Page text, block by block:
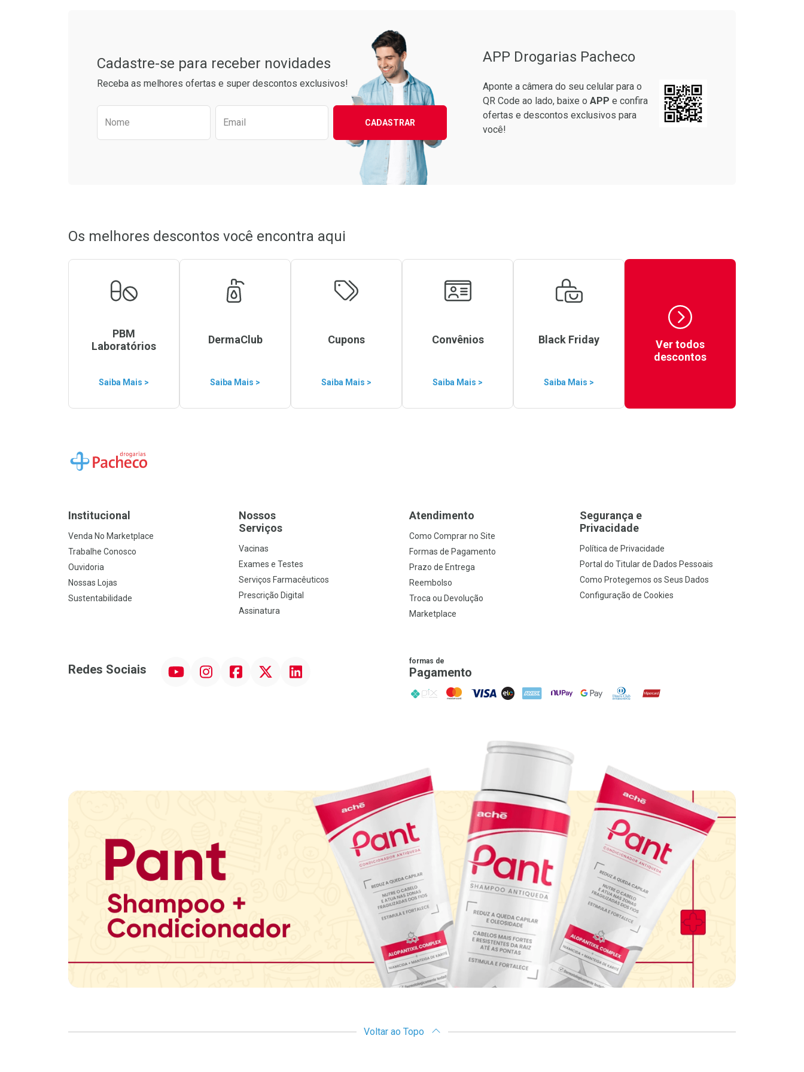
Ativar Desconto
Cadastre-se para receber novidades
Receba as melhores ofertas e super descontos exclusivos!
Preencha o formulário abaixo para receber as melhores ofertas:
Nome Email CADASTRAR
APP Drogarias Pacheco
Aponte a câmera do seu celular para o
QR Code ao lado, baixe o APP e confira
ofertas e descontos exclusivos para
você!
Os melhores descontos você encontra aqui
PBM
Laboratórios
Saiba Mais >
DermaClub
Saiba Mais >
Cupons
Saiba Mais >
Convênios
Saiba Mais >
Black Friday
Saiba Mais >
Ver todos
descontos
Ir para a Home
Institucional
Venda No Marketplace
Trabalhe Conosco
Ouvidoria
Nossas Lojas
Sustentabilidade
Nossos
Serviços
Vacinas
Exames e Testes
Serviços Farmacêuticos
Prescrição Digital
Assinatura
Atendimento
Como Comprar no Site
Formas de Pagamento
Prazo de Entrega
Reembolso
Troca ou Devolução
Marketplace
Segurança e
Privacidade
Política de Privacidade
Portal do Titular de Dados Pessoais
Como Protegemos os Seus Dados
Configuração de Cookies
Redes Sociais InstagramFacebookTwitter Linkedin formas de
Pagamento
PIX MasterCard
VISA ELO AMEX NuPay Google PayDiners ClubHipercard
Voltar ao Topo